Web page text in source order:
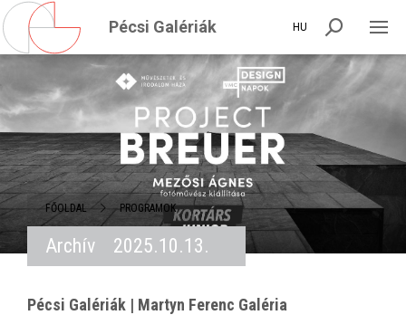
Pécsi Galériák HU
FŐOLDAL PROGRAMOK
Archív 2025.10.13.
Pécsi Galériák | Martyn Ferenc Galéria